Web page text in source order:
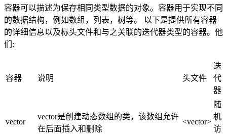
容器可以描述为保存相同类型数据的对象。容器用于实现不同
的数据结构，例如数组，列表，树等。 以下是提供所有容器
的详细信息以及标头文件和与之关联的迭代器类型的容器。他
们:
容器 说明 头文件
迭
代
器
vector
vector是创建动态数组的类，该数组允许
在后面插入和删除
<vector>
随
机
访